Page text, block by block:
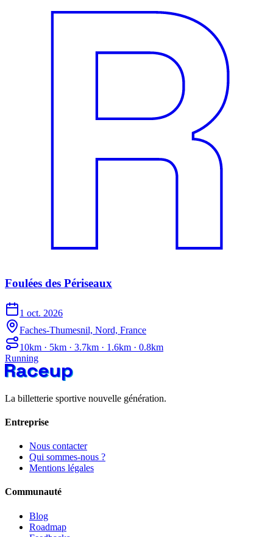
Foulées des Périseaux
1 oct. 2026
Faches-Thumesnil, Nord, France
10km · 5km · 3.7km · 1.6km · 0.8km
Running
La billetterie sportive nouvelle génération.
Entreprise
Nous contacter
Qui sommes-nous ?
Mentions légales
Communauté
Blog
Roadmap